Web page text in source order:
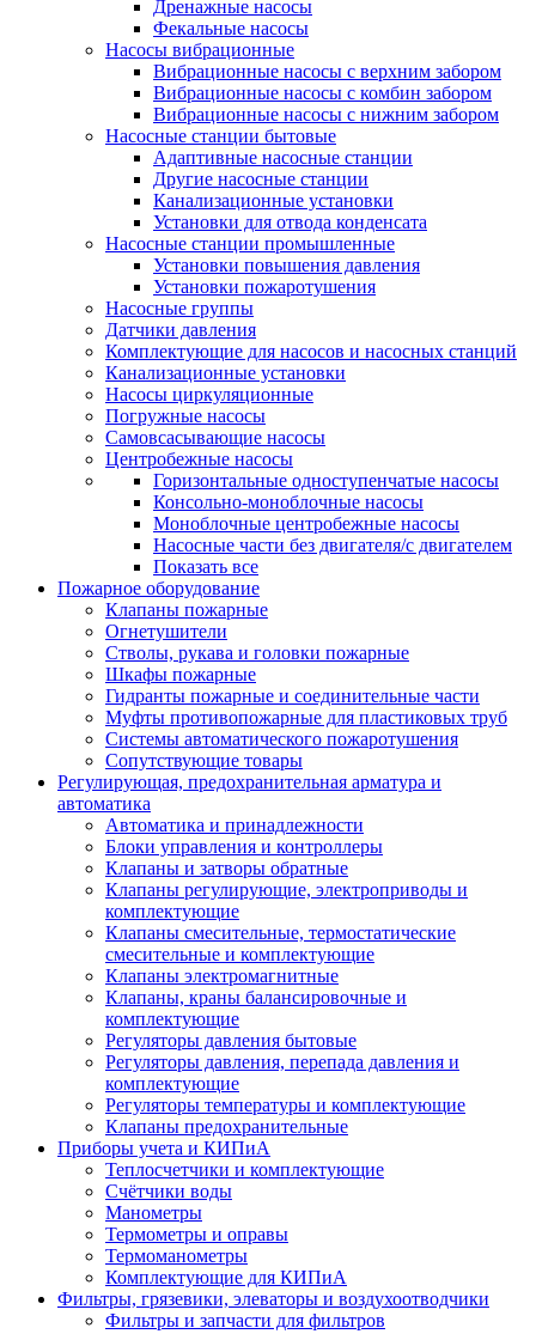
Дренажные насосы
Фекальные насосы
Насосы вибрационные
Вибрационные насосы с верхним забором
Вибрационные насосы с комбин забором
Вибрационные насосы с нижним забором
Насосные станции бытовые
Адаптивные насосные станции
Другие насосные станции
Канализационные установки
Установки для отвода конденсата
Насосные станции промышленные
Установки повышения давления
Установки пожаротушения
Насосные группы
Датчики давления
Комплектующие для насосов и насосных станций
Канализационные установки
Насосы циркуляционные
Погружные насосы
Самовсасывающие насосы
Центробежные насосы
Горизонтальные одноступенчатые насосы
Консольно-моноблочные насосы
Моноблочные центробежные насосы
Насосные части без двигателя/с двигателем
Показать все
Пожарное оборудование
Клапаны пожарные
Огнетушители
Стволы, рукава и головки пожарные
Шкафы пожарные
Гидранты пожарные и соединительные части
Муфты противопожарные для пластиковых труб
Системы автоматического пожаротушения
Сопутствующие товары
Регулирующая, предохранительная арматура и
автоматика
Автоматика и принадлежности
Блоки управления и контроллеры
Клапаны и затворы обратные
Клапаны регулирующие, электроприводы и
комплектующие
Клапаны смесительные, термостатические
смесительные и комплектующие
Клапаны электромагнитные
Клапаны, краны балансировочные и
комплектующие
Регуляторы давления бытовые
Регуляторы давления, перепада давления и
комплектующие
Регуляторы температуры и комплектующие
Клапаны предохранительные
Приборы учета и КИПиА
Теплосчетчики и комплектующие
Счётчики воды
Манометры
Термометры и оправы
Термоманометры
Комплектующие для КИПиА
Фильтры, грязевики, элеваторы и воздухоотводчики
Фильтры и запчасти для фильтров